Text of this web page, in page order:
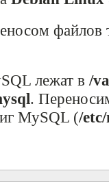
файлов
лежат в /
.
MySQL (/